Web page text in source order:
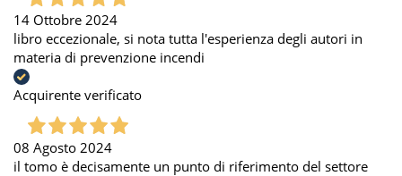
14 Ottobre 2024
libro eccezionale, si nota tutta l'esperienza degli autori in
materia di prevenzione incendi
Acquirente verificato
08 Agosto 2024
il tomo è decisamente un punto di riferimento del settore